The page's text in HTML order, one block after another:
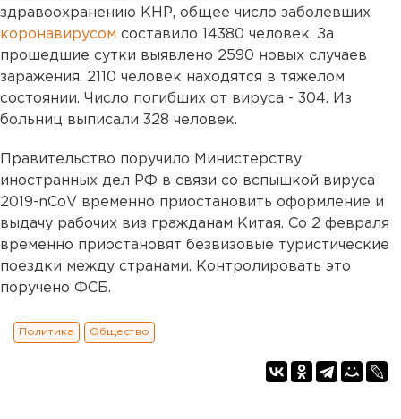
здравоохранению КНР, общее число заболевших
коронавирусом составило 14380 человек. За
прошедшие сутки выявлено 2590 новых случаев
заражения. 2110 человек находятся в тяжелом
состоянии. Число погибших от вируса - 304. Из
больниц выписали 328 человек.
Правительство поручило Министерству
иностранных дел РФ в связи со вспышкой вируса
2019-nCoV временно приостановить оформление и
выдачу рабочих виз гражданам Китая. Со 2 февраля
временно приостановят безвизовые туристические
поездки между странами. Контролировать это
поручено ФСБ.
Политика Общество